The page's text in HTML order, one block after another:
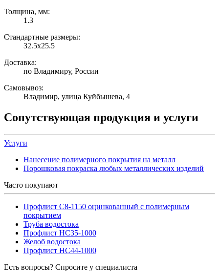
Толщина, мм:
1.3
Стандартные размеры:
32.5х25.5
Доставка:
по Владимиру, России
Самовывоз:
Владимир, улица Куйбышева, 4
Сопутствующая продукция и услуги
Услуги
Нанесение полимерного покрытия на металл
Порошковая покраска любых металлических изделий
Часто покупают
Профлист С8-1150 оцинкованный с полимерным
покрытием
Труба водостока
Профлист НС35-1000
Желоб водостока
Профлист НС44-1000
Есть вопросы? Спросите у специалиста